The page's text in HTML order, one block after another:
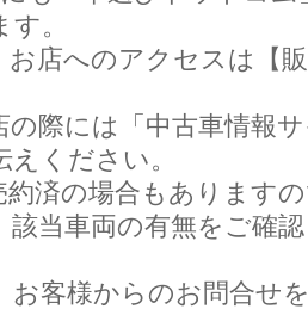
。
お店へのアクセスは【
の際には「中古車情報
ください。
約済の場合もあります
該当車両の有無をご確
お客様からのお問合せ